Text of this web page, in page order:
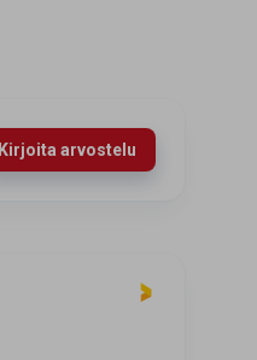
Kirjoita arvostelu